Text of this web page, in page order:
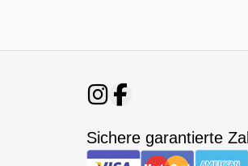
Sichere garantierte